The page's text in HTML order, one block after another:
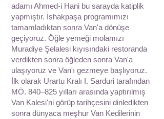
adamı Ahmed-i Hani bu sarayda katiplik
yapmıştır. İshakpaşa programımızı
tamamladıktan sonra Van'a dönüşe
geçiyoruz. Öğle yemeği molamızı
Muradiye Şelalesi kıyısındaki restoranda
verdikten sonra öğleden sonra Van'a
ulaşıyoruz ve Van'ı gezmeye başlıyoruz.
İlk olarak Urartu Kralı I. Sarduri tarafından
MÖ. 840–825 yılları arasında yaptırılmış
Van Kalesi'ni görüp tarihçesini dinledikten
sonra dünyaca meşhur Van Kedilerinin